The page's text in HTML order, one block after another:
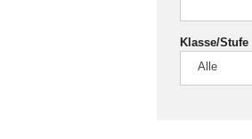
Klasse/Stufe
Alle